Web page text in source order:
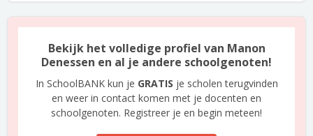
Bekijk het volledige profiel van Manon
Denessen en al je andere schoolgenoten!
In SchoolBANK kun je GRATIS je scholen terugvinden
en weer in contact komen met je docenten en
schoolgenoten. Registreer je en begin meteen!